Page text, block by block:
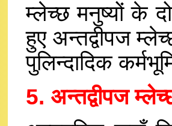
म्लेच्छ मनुष्यों के
हुए अन्तद्वीपज
पुलिन्दादिक
5. अन्तद्वीपज